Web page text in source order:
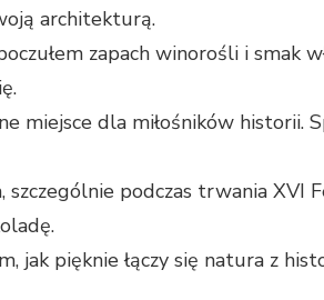
architekturą.
zapach winorośli i smak
miejsce dla miłośników historii.
szczególnie podczas trwania
pięknie łączy się natura z